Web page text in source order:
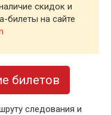
скидок и
билеты на сайте
билетов
следования и